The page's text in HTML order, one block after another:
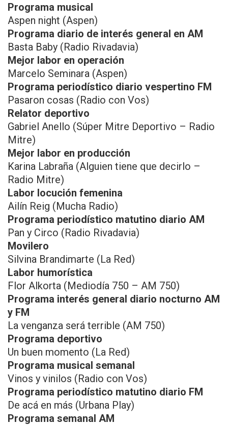
Programa musical
Aspen night (Aspen)
Programa diario de interés general en AM
Basta Baby (Radio Rivadavia)
Mejor labor en operación
Marcelo Seminara (Aspen)
Programa periodístico diario vespertino FM
Pasaron cosas (Radio con Vos)
Relator deportivo
Gabriel Anello (Súper Mitre Deportivo – Radio
Mitre)
Mejor labor en producción
Karina Labraña (Alguien tiene que decirlo –
Radio Mitre)
Labor locución femenina
Ailín Reig (Mucha Radio)
Programa periodístico matutino diario AM
Pan y Circo (Radio Rivadavia)
Movilero
Silvina Brandimarte (La Red)
Labor humorística
Flor Alkorta (Mediodía 750 – AM 750)
Programa interés general diario nocturno AM
y FM
La venganza será terrible (AM 750)
Programa deportivo
Un buen momento (La Red)
Programa musical semanal
Vinos y vinilos (Radio con Vos)
Programa periodístico matutino diario FM
De acá en más (Urbana Play)
Programa semanal AM